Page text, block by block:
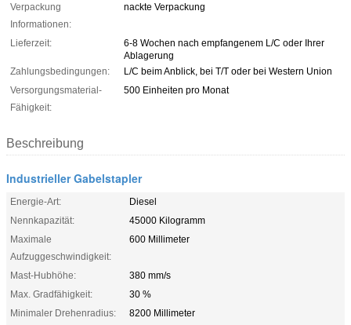
Verpackung
Informationen:
nackte Verpackung
Lieferzeit:
6-8 Wochen nach empfangenem L/C oder Ihrer
Ablagerung
Zahlungsbedingungen:
L/C beim Anblick, bei T/T oder bei Western Union
Versorgungsmaterial-
Fähigkeit:
500 Einheiten pro Monat
Beschreibung
Industrieller Gabelstapler
Energie-Art:
Diesel
Nennkapazität:
45000 Kilogramm
Maximale
Aufzuggeschwindigkeit:
600 Millimeter
Mast-Hubhöhe:
380 mm/s
Max. Gradfähigkeit:
30 %
Minimaler Drehenradius:
8200 Millimeter